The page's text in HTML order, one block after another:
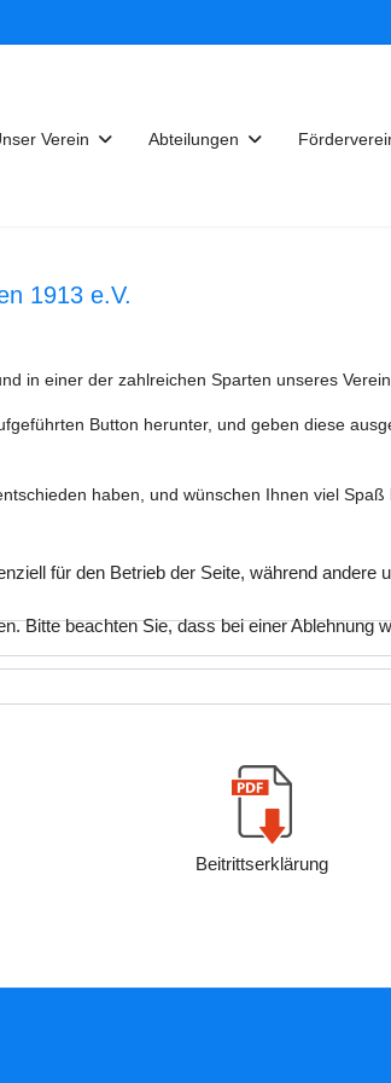
Verein Abteilungen
1913 e.V.
in einer der zahlreichen Sparten unseres
Button herunter, und geben diese
haben, und wünschen Ihnen viel Spaß
Beitrittserklärung
für den Betrieb der Seite, während
Bitte beachten Sie, dass bei einer Ablehnung